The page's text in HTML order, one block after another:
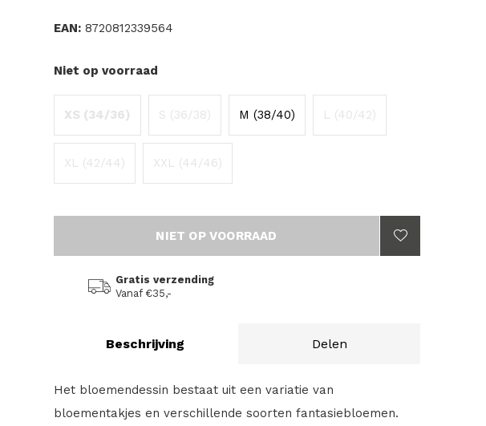
EAN: 8720812339564
Niet op voorraad
XS (34/36) S (36/38) M (38/40) L (40/42)
XL (42/44) XXL (44/46)
NIET OP VOORRAAD
Gratis verzending
Vanaf €35,-
Beschrijving Delen
Het bloemendessin bestaat uit een variatie van
bloementakjes en verschillende soorten fantasiebloemen.